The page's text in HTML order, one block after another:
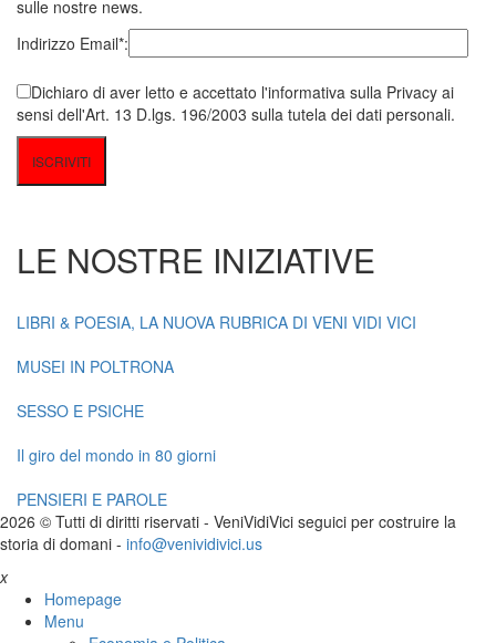
sulle nostre news.
Indirizzo Email*:
Dichiaro di aver letto e accettato l'informativa sulla Privacy ai
sensi dell'Art. 13 D.lgs. 196/2003 sulla tutela dei dati personali.
LE NOSTRE INIZIATIVE
LIBRI & POESIA, LA NUOVA RUBRICA DI VENI VIDI VICI
MUSEI IN POLTRONA
SESSO E PSICHE
Il giro del mondo in 80 giorni
PENSIERI E PAROLE
2026 © Tutti di diritti riservati - VeniVidiVici seguici per costruire la
storia di domani - info@venividivici.us
x
Homepage
Menu